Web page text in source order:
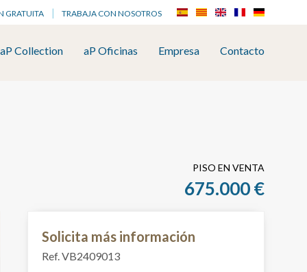
GRATUITA TRABAJA CON NOSOTROS
aP Collection aP Oficinas Empresa Contacto
PISO EN VENTA
675.000 €
Solicita más información
Ref. VB2409013